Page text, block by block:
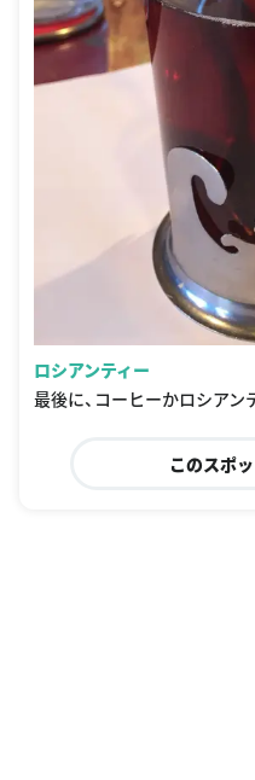
ロシアンティー
最後に、コーヒーかロシアン
このスポ